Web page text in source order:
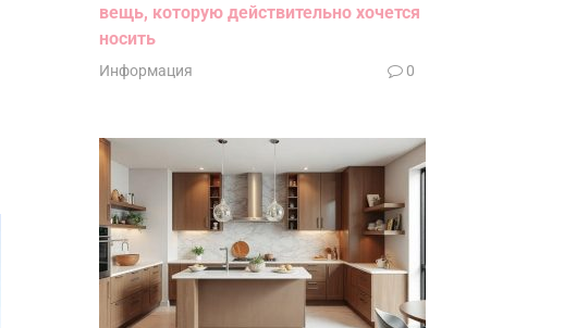
вещь, которую действительно хочется
носить
Информация 0